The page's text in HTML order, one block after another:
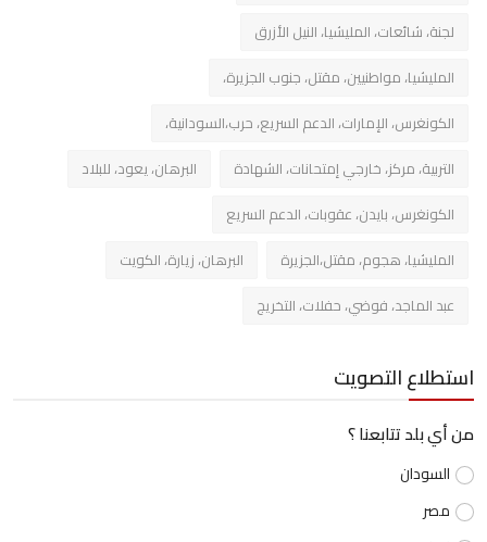
لجنة، شائعات، المليشيا، النيل الأزرق
المليشيا، مواطنيين، مقتل، جنوب الجزيرة،
الكونغرس، الإمارات، الدعم السريع، حرب،السودانية،
التربية، مركز، خارجي إمتحانات، الشهادة
البرهان، يعود، للبلاد
الكونغرس، بايدن، عقوبات، الدعم السريع
المليشيا، هجوم، مقتل،الجزيرة
البرهان، زيارة، الكويت
عبد الماجد، فوضي، حفلات، التخريج
استطلاع التصويت
من أي بلد تتابعنا ؟
السودان
مصر